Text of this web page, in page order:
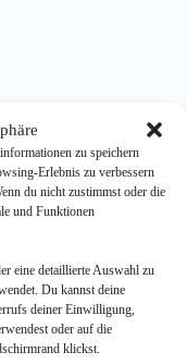
zu speichern
Erlebnis zu verbessern
du nicht zustimmst oder die
und Funktionen
eine detaillierte Auswahl zu
Du kannst deine
deiner Einwilligung,
oder auf die
klickst.
Neuss bietet das
über Implantate bis
moderner Diagnostik
Ihren Termin bei